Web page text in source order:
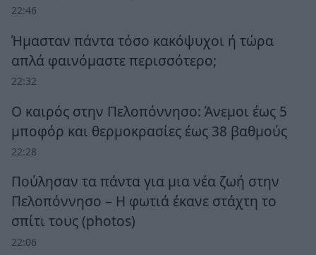
22:46
Ήμασταν πάντα τόσο κακόψυχοι ή τώρα
απλά φαινόμαστε περισσότερο;
22:32
Ο καιρός στην Πελοπόννησο: Άνεμοι έως 5
μποφόρ και θερμοκρασίες έως 38 βαθμούς
22:28
Πούλησαν τα πάντα για μια νέα ζωή στην
Πελοπόννησο – Η φωτιά έκανε στάχτη το
σπίτι τους (photos)
22:06